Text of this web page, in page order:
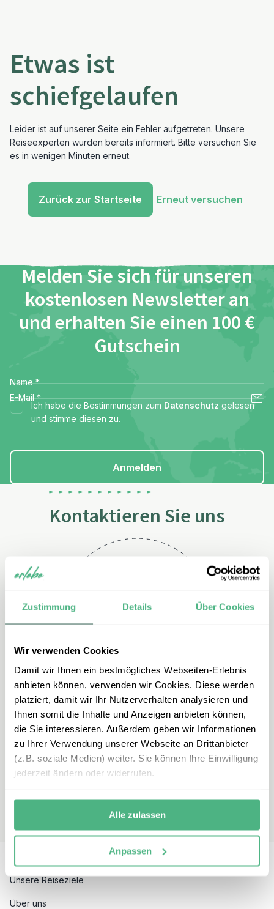
Zustimmung Details Über Cookies
Wir verwenden Cookies
Damit wir Ihnen ein bestmögliches Webseiten-Erlebnis
anbieten können, verwenden wir Cookies. Diese werden
platziert, damit wir Ihr Nutzerverhalten analysieren und
Ihnen somit die Inhalte und Anzeigen anbieten können,
die Sie interessieren. Außerdem geben wir Informationen
zu Ihrer Verwendung unserer Webseite an Drittanbieter
(z.B. soziale Medien) weiter. Sie können Ihre Einwilligung
jederzeit ändern oder widerrufen.
Alle zulassen
Anpassen
Etwas ist
schiefgelaufen
Leider ist auf unserer Seite ein Fehler aufgetreten. Unsere
Reiseexperten wurden bereits informiert. Bitte versuchen Sie
es in wenigen Minuten erneut.
Zurück zur Startseite Erneut versuchen
Melden Sie sich für unseren
kostenlosen Newsletter an
und erhalten Sie einen 100 €
Gutschein
Name *
E-Mail *
Ich habe die Bestimmungen zum Datenschutz gelesen
und stimme diesen zu.
Anmelden
Kontaktieren Sie uns
Telefon
E-mail
azoren@erlebe.de
Unsere Reiseziele
Über uns